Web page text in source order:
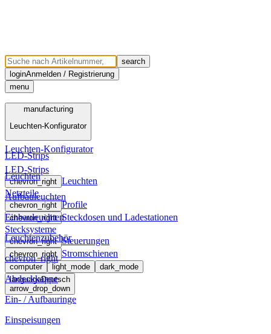
search
loginAnmelden / Registrierung
menu
Menü
manufacturing
Leuchten-Konfigurator
LED-Strips
chevron_right Leuchten
Netzteile
chevron_right Profile
chevron_right Steckdosen und Ladestationen
Stecksysteme
chevron_right Steuerungen
chevron_right Stromschienen
computer light_mode
dark_mode
languageDeutsch
arrow_drop_down
manufacturing
Leuchten-Konfigurator
LED-Strips
Leuchten
Aufbauleuchten
Einbauleuchten
Leuchtenzubehör
chevron_right
Abdeckkappe
Ein- / Aufbauringe
Einspeisungen